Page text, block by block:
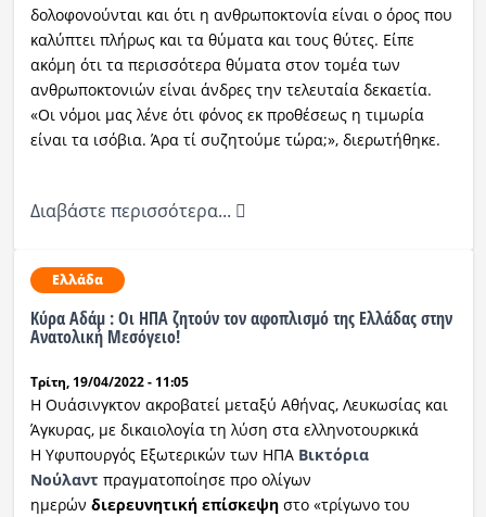
δολοφονούνται και ότι η ανθρωποκτονία είναι ο όρος που
καλύπτει πλήρως και τα θύματα και τους θύτες. Είπε
ακόμη ότι τα περισσότερα θύματα στον τομέα των
ανθρωποκτονιών είναι άνδρες την τελευταία δεκαετία.
«Οι νόμοι μας λένε ότι φόνος εκ προθέσεως η τιμωρία
είναι τα ισόβια. Άρα τί συζητούμε τώρα;», διερωτήθηκε.
Διαβάστε περισσότερα...
Ελλάδα
Κύρα Αδάμ : Οι ΗΠΑ ζητούν τον αφοπλισμό της Ελλάδας στην
Ανατολική Μεσόγειο!
Τρίτη, 19/04/2022 - 11:05
Η Ουάσινγκτον ακροβατεί μεταξύ Αθήνας, Λευκωσίας και
Άγκυρας, με δικαιολογία τη λύση στα ελληνοτουρκικά
Η Υφυπουργός Εξωτερικών των ΗΠΑ Βικτόρια
Νούλαντ πραγματοποίησε προ ολίγων
ημερών διερευνητική επίσκεψηστο «τρίγωνο του